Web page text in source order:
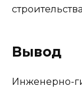
Вывод
Инженерно-